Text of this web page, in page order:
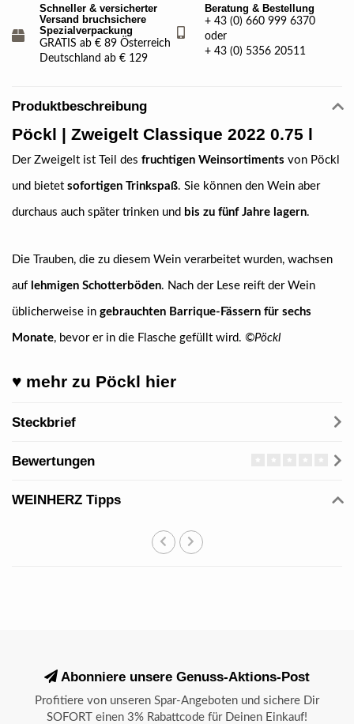
Schneller & versicherter
Versand bruchsichere
Spezialverpackung
GRATIS ab € 89 Österreich
Deutschland ab € 129
Beratung & Bestellung
+ 43 (0) 660 999 6370
oder
+ 43 (0) 5356 20511
Produktbeschreibung
Pöckl | Zweigelt Classique 2022 0.75 l
Der Zweigelt ist Teil des fruchtigen Weinsortiments von Pöckl
und bietet sofortigen Trinkspaß. Sie können den Wein aber
durchaus auch später trinken und bis zu fünf Jahre lagern.
Die Trauben, die zu diesem Wein verarbeitet wurden, wachsen
auf lehmigen Schotterböden. Nach der Lese reift der Wein
üblicherweise in gebrauchten Barrique-Fässern für sechs
Monate, bevor er in die Flasche gefüllt wird. ©Pöckl
♥ mehr zu Pöckl hier
Steckbrief
Bewertungen
WEINHERZ Tipps
Abonniere unsere Genuss-Aktions-Post
Profitiere von unseren Spar-Angeboten und sichere Dir
SOFORT einen 3% Rabattcode für Deinen Einkauf!